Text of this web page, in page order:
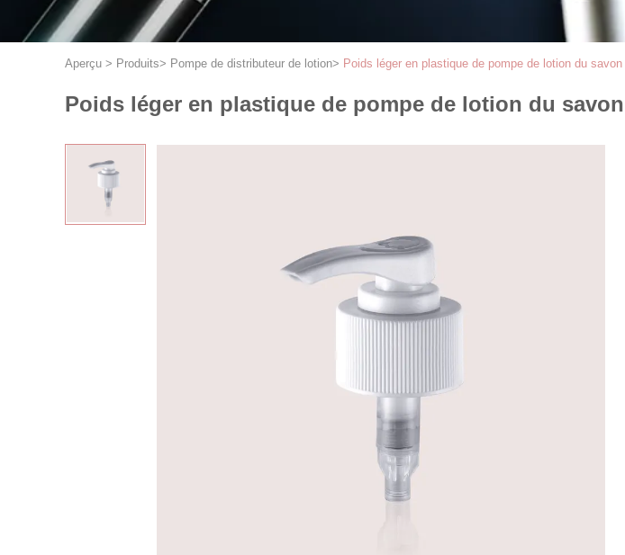
Aperçu > Produits> Pompe de distributeur de lotion> Poids léger en plastique de pompe de lotion du
Poids léger en plastique de pompe de lotion du